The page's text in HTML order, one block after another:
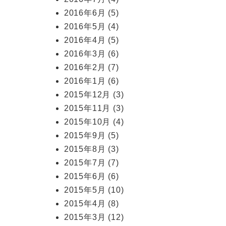
2016年6月 (5)
2016年5月 (4)
2016年4月 (5)
2016年3月 (6)
2016年2月 (7)
2016年1月 (6)
2015年12月
(3)
2015年11月
(3)
2015年10月
(4)
2015年9月 (5)
2015年8月 (3)
2015年7月 (7)
2015年6月 (6)
2015年5月 (10)
2015年4月 (8)
2015年3月 (12)